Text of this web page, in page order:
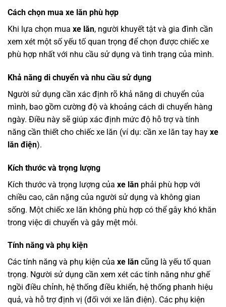
Cách chọn mua xe lăn phù hợp
Khi lựa chọn mua xe lăn, người khuyết tật và gia đình cần
xem xét một số yếu tố quan trọng để chọn được chiếc xe
phù hợp nhất với nhu cầu sử dụng và tình trạng của mình.
Khả năng di chuyển và nhu cầu sử dụng
Người sử dụng cần xác định rõ khả năng di chuyển của
mình, bao gồm cường độ và khoảng cách di chuyển hàng
ngày. Điều này sẽ giúp xác định mức độ hỗ trợ và tính
năng cần thiết cho chiếc xe lăn (ví dụ: cần xe lăn tay hay xe
lăn điện).
Kích thước và trọng lượng
Kích thước và trọng lượng của xe lăn phải phù hợp với
chiều cao, cân nặng của người sử dụng và không gian
sống. Một chiếc xe lăn không phù hợp có thể gây khó khăn
trong việc di chuyển và gây mệt mỏi.
Tính năng và phụ kiện
Các tính năng và phụ kiện của xe lăn cũng là yếu tố quan
trọng. Người sử dụng cần xem xét các tính năng như ghế
ngồi điều chỉnh, hệ thống điều khiển, hệ thống phanh hiệu
quả, và hỗ trợ định vị (đối với xe lăn điện). Các phụ kiện